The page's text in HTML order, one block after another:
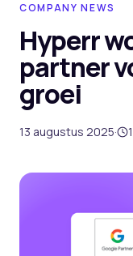
AI Suite
Branches
Cases
COMPANY NEWS
Hyperr
partner
groei
13 augustus 2025· 1